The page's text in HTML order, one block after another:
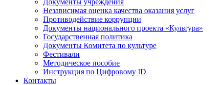
Документы учреждения
Независимая оценка качества оказания услуг
Противодействие коррупции
Документы национального проекта «Культура»
Государственная политика
Документы Комитета по культуре
Фестивали
Методическое пособие
Инструкция по Цифровому ID
Контакты